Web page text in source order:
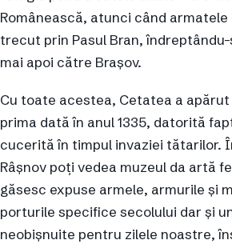
Românească, atunci când
trecut prin Pasul Bran,
mai apoi către Brașov.
Cu toate acestea, Cetatea a
prima dată în anul 1335, datorită
cucerită în timpul invaziei tătarilor.
Râșnov poți vedea muzeul da artă
găsesc expuse armele, armurile și
porturile specifice secolului dar și
neobișnuite pentru zilele noastre,